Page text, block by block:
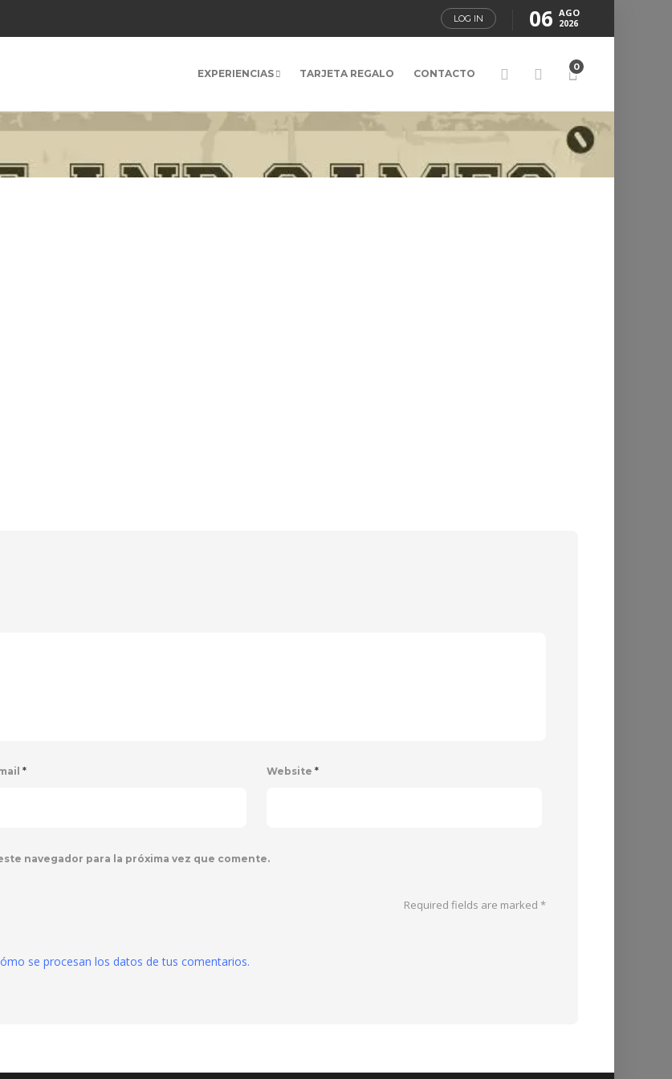
LOG IN 06 AGO
2026
EXPERIENCIAS TARJETA REGALO CONTACTO
0
* Website *
navegador para la próxima vez que comente.
Required fields are marked *
se procesan los datos de tus comentarios.